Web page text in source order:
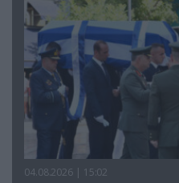
04.08.2026 | 15:02